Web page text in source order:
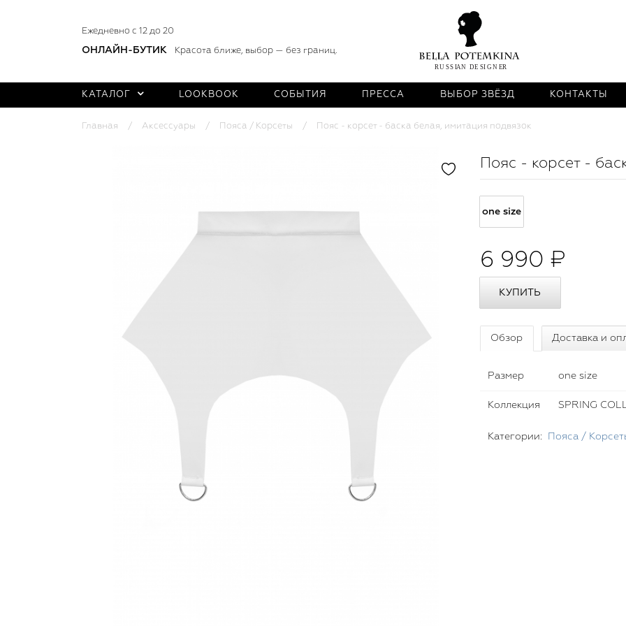
Ежедневно с 12 до 20
ОНЛАЙН-БУТИК Красота ближе, выбор — без границ.
КАТАЛОГ LOOKBOOK СОБЫТИЯ ПРЕССА ВЫБОР ЗВЁЗД КОНТАКТЫ
Главная Аксессуары Пояса / Корсеты Пояс - корсет - баска белая, имитация подвязок
Пояс - корсет -
one size
6 990 ₽
Обзор Доставка и
Размер one size
Коллекция SPRING
Категории: Пояса /